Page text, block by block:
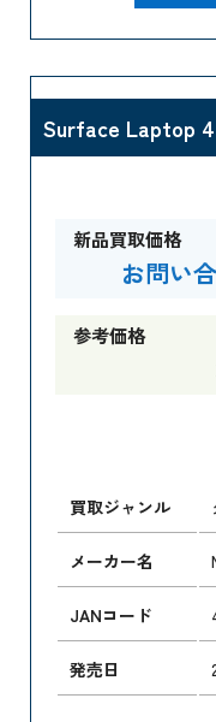
Surface Laptop 4
新品買取価格
お問い
参考価格
買取ジャンル
メーカー名
JANコード
発売日